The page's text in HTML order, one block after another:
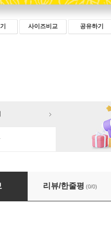
사이즈비교 공유하기
화경 사경 7
리뷰/한줄평 (0/0)